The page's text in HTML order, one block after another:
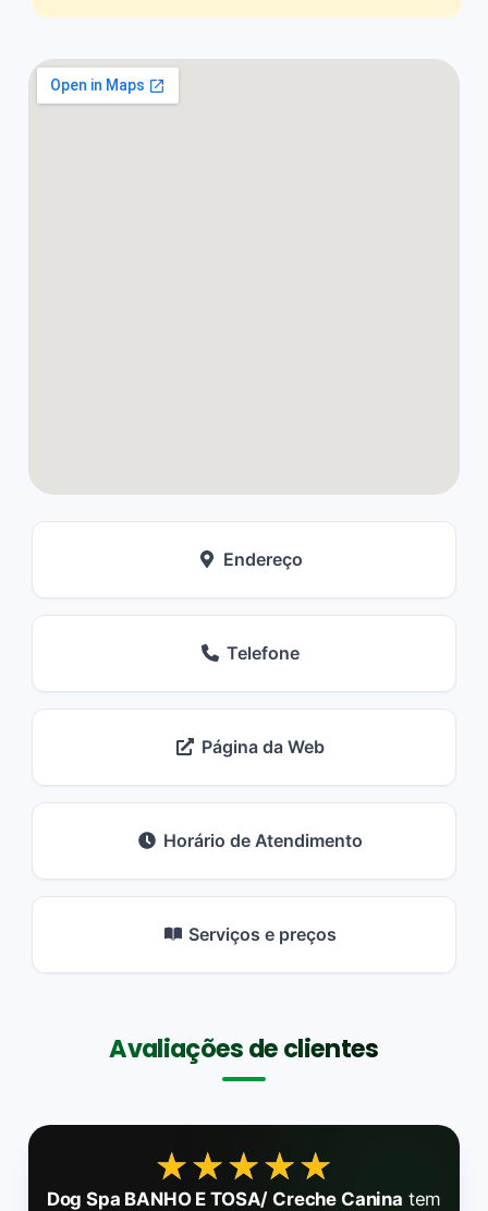
Endereço
Telefone
Página da Web
Horário de Atendimento
Serviços e preços
Avaliações de clientes
★★★★★
★★★★★
Dog Spa BANHO E TOSA/ Creche Canina tem